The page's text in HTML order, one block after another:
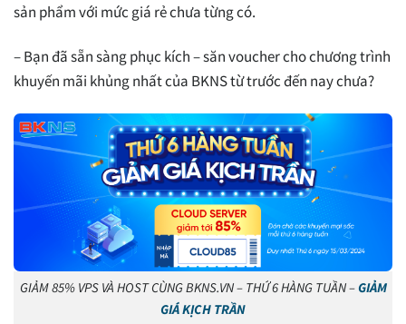
sản phẩm với mức giá rẻ chưa từng có.
– Bạn đã sẵn sàng phục kích – săn voucher cho chương trình
khuyến mãi khủng nhất của BKNS từ trước đến nay chưa?
GIẢM 85% VPS VÀ HOST CÙNG BKNS.VN – THỨ 6 HÀNG TUẦN –GIẢM
GIÁ KỊCH TRẦN